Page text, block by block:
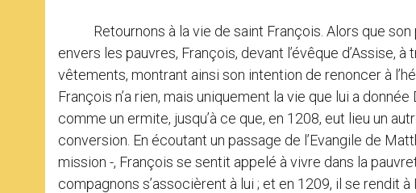
Retournons à la vie de saint François. Alors que son
envers les pauvres, François, devant l’évêque d’Assise,
vêtements, montrant ainsi son intention de renoncer à
François n’a rien, mais uniquement la vie que lui a
comme un ermite, jusqu’à ce que, en 1208, eut lieu un
conversion. En écoutant un passage de l’Evangile de
mission -, François se sentit appelé à vivre dans la
compagnons s’associèrent à lui ; et en 1209, il se rendit